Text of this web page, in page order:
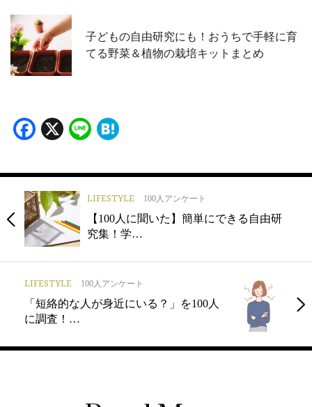
子どもの自由研究にも！おうちで手軽に育
てる野菜＆植物の栽培キットまとめ
Facebook
X Line
LIFESTYLE 100人アンケート
【100人に聞いた】簡単にできる自由研
究集！学…
LIFESTYLE 100人アンケート
「短絡的な人が身近にいる？」を100人
に調査！…